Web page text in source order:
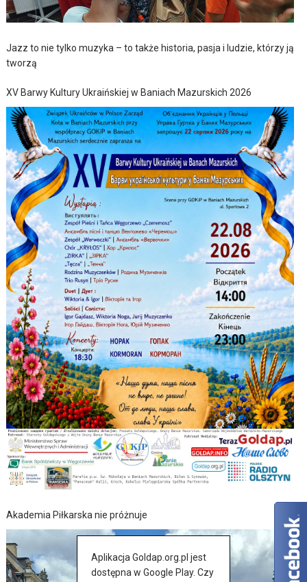
Jazz to nie tylko muzyka – to także historia, pasja i ludzie, którzy ją
tworzą
XV Barwy Kultury Ukraińskiej w Baniach Mazurskich 2026
Akademia Piłkarska nie próżnuje
Aplikacja Goldap.org.pl jest
dostępna w Google Play. Czy